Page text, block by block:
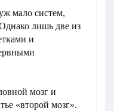
мало систем,
лишь две из
и
мозг и
«второй мозг».